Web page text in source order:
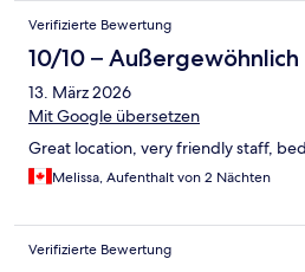
Verifizierte Bewertung
10/10 – Außergewöhnlich
13. März 2026
Mit Google übersetzen
Great location, very friendly staff,
Melissa, Aufenthalt von 2 Nächten
Verifizierte Bewertung